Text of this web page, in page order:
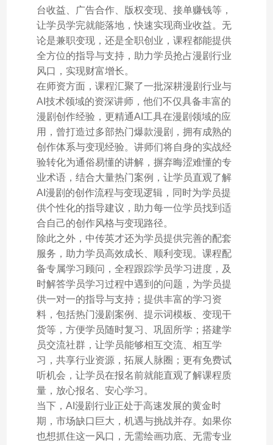
台收益、广告合作、版权变现、接单赚钱等，
让学员学完就能落地，快速实现商业收益。无
论是兼职变现，还是全职创业，课程都能提供
全方位的指导与支持，助力学员抢占漫剧行业
风口，实现财富增长。
在师资方面，课程汇聚了一批深耕漫剧行业与
AI技术领域的资深讲师，他们不仅具备丰富的
漫剧创作经验，更精通AI工具在漫剧领域的应
用，曾打造过多部热门爆款漫剧，拥有成熟的
创作体系与变现经验。讲师们将自身的实战经
验转化为通俗易懂的讲解，摒弃晦涩难懂的专
业术语，结合大量热门案例，让学员直观了解
AI漫剧的创作流程与变现逻辑，同时为学员提
供个性化的指导建议，助力每一位学员找到适
合自己的创作风格与变现路径。
除此之外，中传英才还为学员提供完善的配套
服务，助力学员高效成长、顺利变现。课程配
备专属学习顾问，全程跟踪学员学习进度，及
时解答学员学习过程中遇到的问题，为学员提
供一对一的指导与支持；提供丰富的学习资
料，包括热门漫剧案例、提示词模板、变现干
货等，方便学员随时复习、巩固所学；搭建学
员交流社群，让学员能够相互交流、相互学
习，共享行业资源，拓展人脉圈；更有免费试
听机会，让学员在报名前就能直观了解课程质
量，放心报名、安心学习。
当下，AI漫剧行业正处于高速发展的黄金时
期，市场缺口巨大，机遇与挑战并存。如果你
也想抓住这一风口，无需绘画功底、无需专业